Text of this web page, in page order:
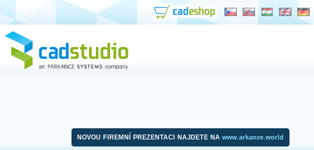
NOVOU FIREMNÍ PREZENTACI NAJDETE NA www.arkance.world